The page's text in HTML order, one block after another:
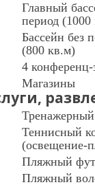
Главный
период (1000
Бассейн без
(800 кв.м)
4 конференц-
Магазины
Тренажерный
Теннисный
(освещение-
Пляжный
Пляжный